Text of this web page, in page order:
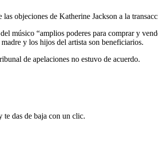
objeciones de Katherine Jackson a la
músico “amplios poderes para comprar y
y los hijos del artista son beneficiarios.
de apelaciones no estuvo de acuerdo.
das de baja con un clic.